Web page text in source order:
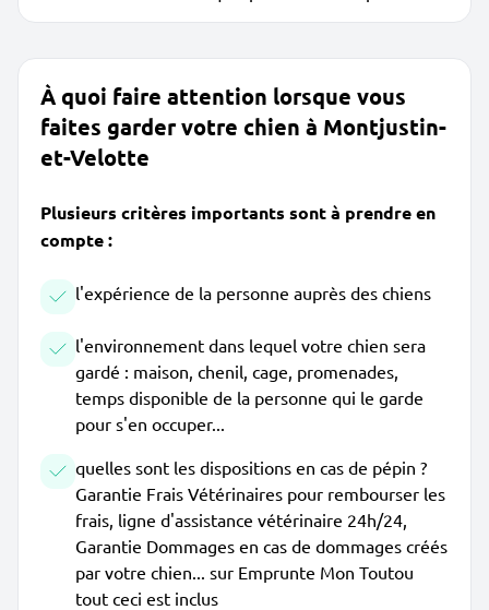
À quoi faire attention lorsque vous
faites garder votre chien à Montjustin-
et-Velotte
Plusieurs critères importants sont à prendre en
compte :
l'expérience de la personne auprès des chiens
l'environnement dans lequel votre chien sera
gardé : maison, chenil, cage, promenades,
temps disponible de la personne qui le garde
pour s'en occuper...
quelles sont les dispositions en cas de pépin ?
Garantie Frais Vétérinaires pour rembourser les
frais, ligne d'assistance vétérinaire 24h/24,
Garantie Dommages en cas de dommages créés
par votre chien... sur Emprunte Mon Toutou
tout ceci est inclus